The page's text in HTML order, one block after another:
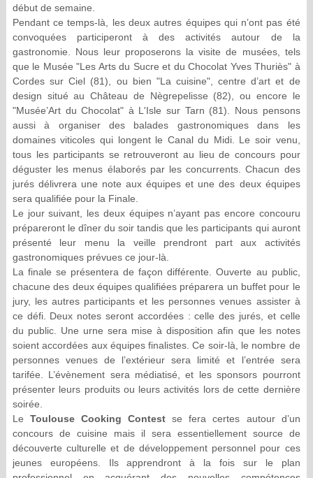
début de semaine.
Pendant ce temps-là, les deux autres équipes qui n’ont pas été
convoquées participeront à des activités autour de la
gastronomie. Nous leur proposerons la visite de musées, tels
que le Musée "Les Arts du Sucre et du Chocolat Yves Thuriès" à
Cordes sur Ciel (81), ou bien "La cuisine", centre d’art et de
design situé au Château de Nègrepelisse (82), ou encore le
"Musée’Art du Chocolat" à L'Isle sur Tarn (81). Nous pensons
aussi à organiser des balades gastronomiques dans les
domaines viticoles qui longent le Canal du Midi. Le soir venu,
tous les participants se retrouveront au lieu de concours pour
déguster les menus élaborés par les concurrents. Chacun des
jurés délivrera une note aux équipes et une des deux équipes
sera qualifiée pour la Finale.
Le jour suivant, les deux équipes n’ayant pas encore concouru
prépareront le dîner du soir tandis que les participants qui auront
présenté leur menu la veille prendront part aux activités
gastronomiques prévues ce jour-là.
La finale se présentera de façon différente. Ouverte au public,
chacune des deux équipes qualifiées préparera un buffet pour le
jury, les autres participants et les personnes venues assister à
ce défi. Deux notes seront accordées : celle des jurés, et celle
du public. Une urne sera mise à disposition afin que les notes
soient accordées aux équipes finalistes. Ce soir-là, le nombre de
personnes venues de l’extérieur sera limité et l’entrée sera
tarifée. L’évènement sera médiatisé, et les sponsors pourront
présenter leurs produits ou leurs activités lors de cette dernière
soirée.
Le Toulouse Cooking Contest se fera certes autour d’un
concours de cuisine mais il sera essentiellement source de
découverte culturelle et de développement personnel pour ces
jeunes européens. Ils apprendront à la fois sur le plan